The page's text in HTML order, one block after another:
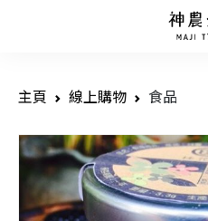
主頁 線上購物 食品